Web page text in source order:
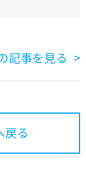
記事を見る
戻る